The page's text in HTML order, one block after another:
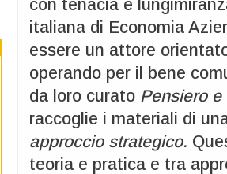
con tenacia e
italiana di Economia
essere un attore
operando per il bene
da loro curato Pensiero
raccoglie i materiali di
approccio strategico.
teoria e pratica e tra